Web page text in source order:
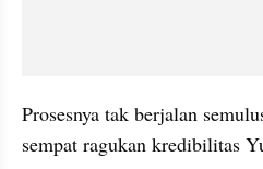
Prosesnya tak berjalan
sempat ragukan kredibilitas